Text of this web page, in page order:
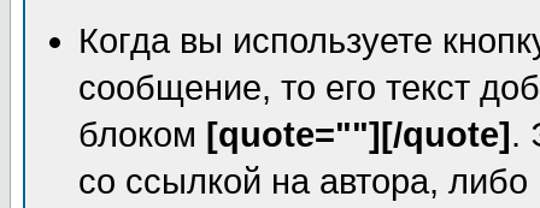
Когда вы используете
сообщение, то его текст
блоком [quote=""][/quote].
со ссылкой на автора,